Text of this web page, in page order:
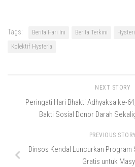
Tags: Berita Hari Ini Berita Terkini
Kolektif Hysteria
NEXT STORY
Peringati Hari Bhakti Adhyaksa ke-
Bakti Sosial Donor Darah
PREVIOUS STORY
Dinsos Kendal Luncurkan
Gratis untuk